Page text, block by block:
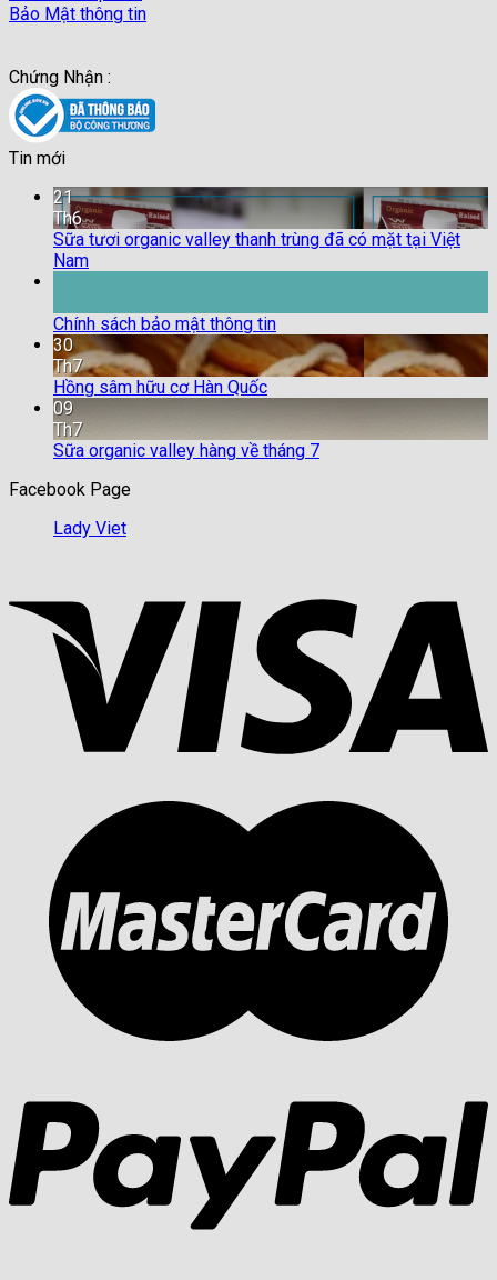
Bảo Mật thông tin
Chứng Nhận :
Tin mới
21
Th6
Sữa tươi organic valley thanh trùng đã có mặt tại Việt
Nam
Chính sách bảo mật thông tin
30
Th7
Hồng sâm hữu cơ Hàn Quốc
09
Th7
Sữa organic valley hàng về tháng 7
Facebook Page
Lady Viet